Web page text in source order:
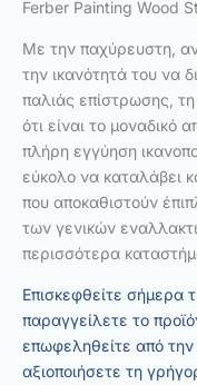
Ferber Painting Wood
Με την παχύρευστη,
την ικανότητά του να
παλιάς επίστρωσης,
ότι είναι το μοναδικό
πλήρη εγγύηση
εύκολο να καταλάβει
που αποκαθιστούν
των γενικών
περισσότερα
Επισκεφθείτε σήμερα
παραγγείλετε το
επωφεληθείτε από
αξιοποιήσετε τη